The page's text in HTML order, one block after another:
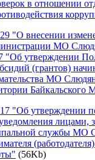
в отношении
"О внесении
МО
"Об утверждении
(грантов)
МО
Байкальского
"Об утверждении
уведомления
службы МО
(56Kb)